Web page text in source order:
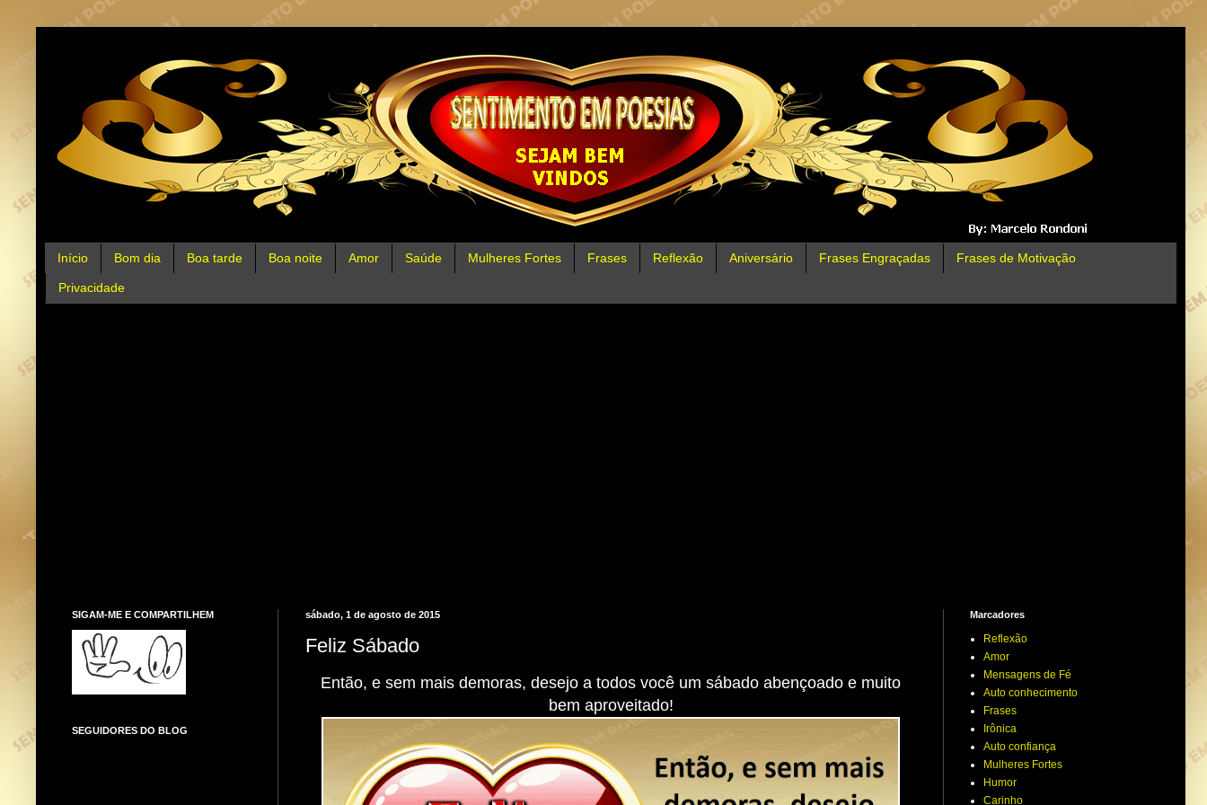
Início Bom dia Boa tarde Boa noite Amor Saúde Mulheres Fortes Frases Reflexão Aniversário Frases Engraçadas Frases de Motivação
Privacidade
sábado, 1 de agosto de 2015
Feliz Sábado
Então, e sem mais demoras, desejo a todos você um sábado abençoado e muito
bem aproveitado!
SIGAM-ME E COMPARTILHEM
SEGUIDORES DO BLOG
Marcadores
Reflexão
Amor
Mensagens de Fé
Auto conhecimento
Frases
Irônica
Auto confiança
Mulheres Fortes
Humor
Carinho